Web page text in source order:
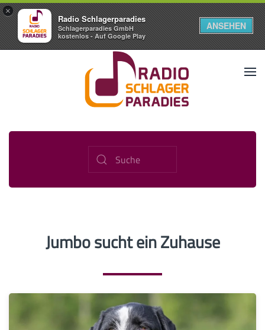
×
Radio Schlagerparadies
Schlagerparadies GmbH
kostenlos - Auf Google Play
ANSEHEN
Jumbo sucht ein Zuhause